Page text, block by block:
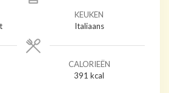
KEUKEN
Italiaans
CALORIEËN
391 kcal